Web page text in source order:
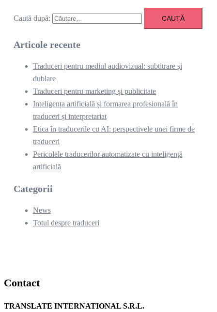
Caută după:
Articole recente
Traduceri pentru mediul audiovizual: subtitrare și
dublare
Traduceri pentru marketing și publicitate
Inteligența artificială și formarea profesională în
traduceri și interpretariat
Etica în traducerile cu AI: perspectivele unei firme de
traduceri
Pericolele traducerilor automatizate cu inteligență
artificială
Categorii
News
Totul despre traduceri
Contact
TRANSLATE INTERNATIONAL S.R.L.